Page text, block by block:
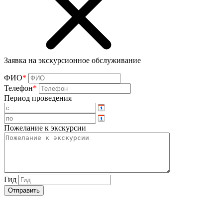
Заявка на экскурсионное обслуживание
ФИО*
Телефон*
Период проведения
Пожелание к экскурсии
Гид